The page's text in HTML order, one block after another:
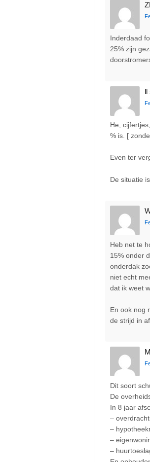
Inderdaad
25% zijn
ll
He,
% is. [
Even ter
De situatie
Heb net te
15% onder
onderdak
niet echt
dat ik weet
En ook nog
de strijd in
Dit soort
De
In 8 jaar
–
–
–
–